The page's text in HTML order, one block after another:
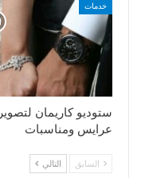
خدمات
ستوديو كاريمان لتصوير
عرايس ومناسبات
السابق التالي